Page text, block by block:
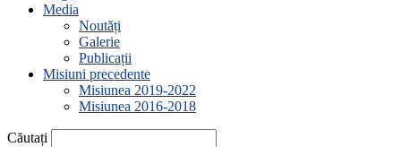
Media
Noutăți
Galerie
Publicații
Misiuni precedente
Misiunea 2019-2022
Misiunea 2016-2018
Căutați